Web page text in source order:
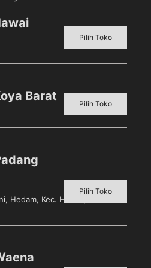
Makanan, Minuman, &
Susu Bubuk Tag:
Pilih Toko
Barat
Pilih Toko
Hedam, Kec. Heram, Kota
Pilih Toko